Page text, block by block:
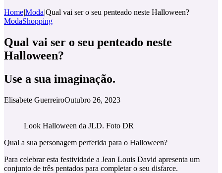
Home|Moda|Qual vai ser o seu penteado neste Halloween?
ModaShopping
Qual vai ser o seu penteado neste
Halloween?
Use a sua imaginação.
Elisabete GuerreiroOutubro 26, 2023
Look Halloween da JLD. Foto DR
Qual a sua personagem perferida para o Halloween?
Para celebrar esta festividade a Jean Louis David apresenta um
conjunto de três pentados para completar o seu disfarce.